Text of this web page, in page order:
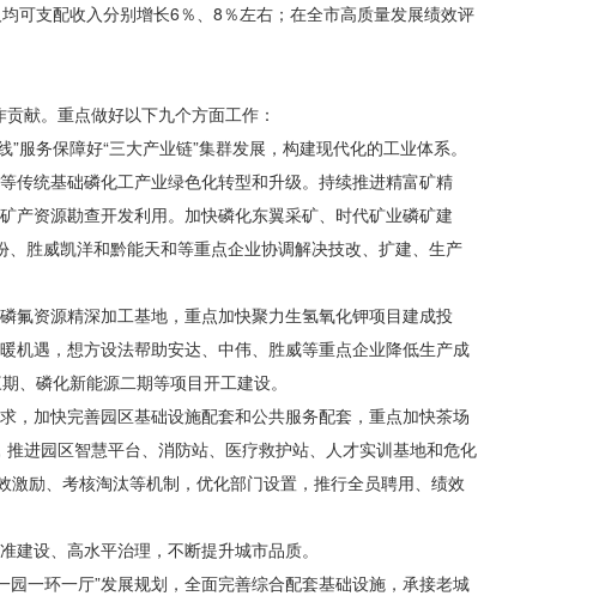
可支配收入分别增长6％、8％左右；在全市高质量发展绩效评
献。重点做好以下九个方面工作：
服务保障好“三大产业链”集群发展，构建现代化的工业体系。
传统基础磷化工产业绿色化转型和升级。持续推进精富矿精
产资源勘查开发利用。加快磷化东翼采矿、时代矿业磷矿建
胜威凯洋和黔能天和等重点企业协调解决技改、扩建、生产
氟资源精深加工基地，重点加快聚力生氢氧化钾项目建成投
机遇，想方设法帮助安达、中伟、胜威等重点企业降低生产成
、磷化新能源二期等项目开工建设。
，加快完善园区基础设施配套和公共服务配套，重点加快茶场
进园区智慧平台、消防站、医疗救护站、人才实训基地和危化
励、考核淘汰等机制，优化部门设置，推行全员聘用、绩效
建设、高水平治理，不断提升城市品质。
一环一厅”发展规划，全面完善综合配套基础设施，承接老城